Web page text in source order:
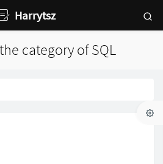
Harrytsz
category of SQL